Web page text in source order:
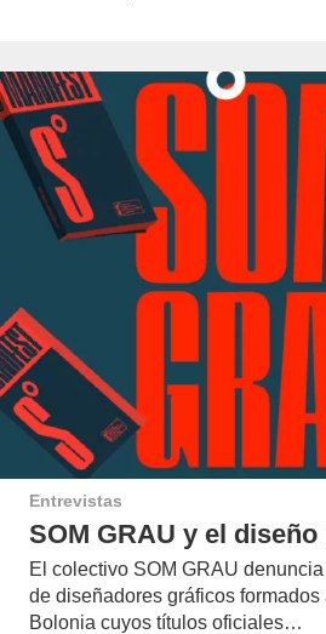
Entrevistas
SOM GRAU y el
El colectivo SOM GRAU
de diseñadores gráficos formados
Bolonia cuyos títulos oficiales…